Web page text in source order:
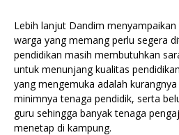
Lebih lanjut Dandim
warga yang memang perlu segera
pendidikan masih membutuhkan
untuk menunjang kualitas
yang mengemuka adalah
minimnya tenaga pendidik, serta
guru sehingga banyak tenaga
menetap di kampung.